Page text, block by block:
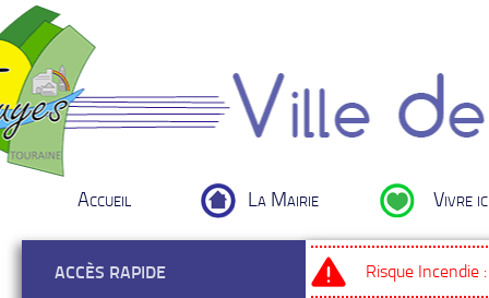
Accueil La Mairie Vivre
Risque Incendie
ACCÈS RAPIDE